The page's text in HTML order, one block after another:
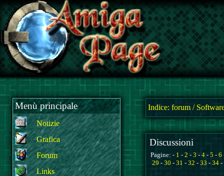
Menù principale
Notizie
Grafica
Forum
Links
Indice: forum /
Discussioni
Pagine: - 1 - 2 - 3 - 4 - 5 - 6
29 - 30 - 31 - 32 - 33 - 34 -